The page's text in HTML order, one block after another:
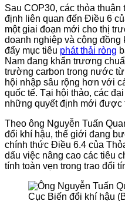
Sau COP30, các thỏa
định liên quan đến Điều 6
một giai đoạn mới cho thị
doanh nghiệp và cộng đồng
đẩy mục tiêu phát thải ròng
Nam đang khẩn trương
trường carbon trong nước
hội nhập sâu rộng hơn với
quốc tế. Tại hội thảo, các
những quyết định mới được
Theo ông Nguyễn Tuấn
đổi khí hậu, thế giới đang
chính thức Điều 6.4 của
dấu việc nâng cao các tiêu
tính toàn vẹn trong trao đổi